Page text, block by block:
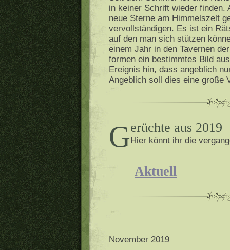
in keiner Schrift wieder
neue Sterne am Himmelszelt
vervollständigen. Es ist ein
auf den man sich stützen
einem Jahr in den Tavernen
formen ein bestimmtes Bild
Ereignis hin, dass angeblich
Angeblich soll dies eine große
Gerüchte aus 2019
Hier könnt ihr die
Aktuell
November 2019